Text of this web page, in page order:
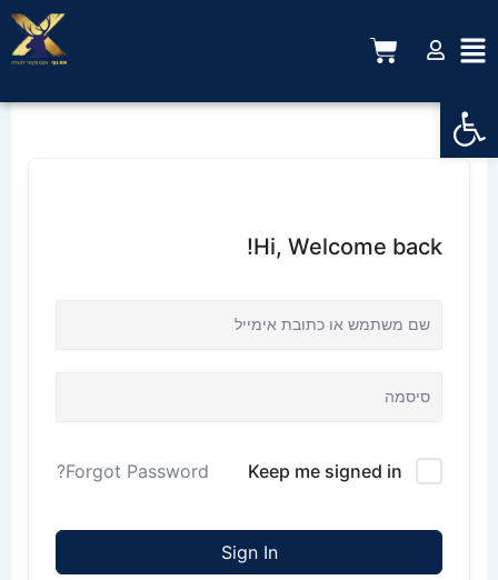
לתוכן
עגלת
Hi, Welcome back!
Keep me signed in
Forgot Password?
Sign In
פתח סרגל נגישות